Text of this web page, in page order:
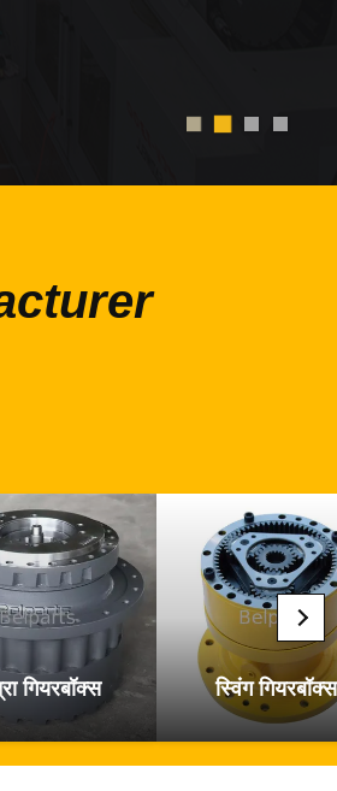
गियरबॉक्स स्विंग गियरबॉक्स